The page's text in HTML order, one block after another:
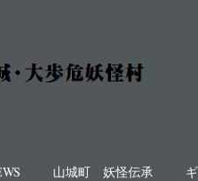
山城町 妖怪伝承